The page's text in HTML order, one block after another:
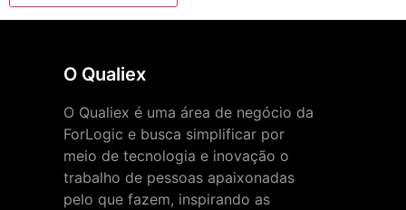
O Qualiex
O Qualiex é uma área de negócio da
ForLogic e busca simplificar por
meio de tecnologia e inovação o
trabalho de pessoas apaixonadas
pelo que fazem, inspirando as